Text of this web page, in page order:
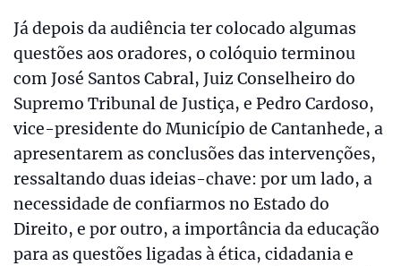
Já depois da audiência ter colocado algumas
questões aos oradores, o colóquio terminou
com José Santos Cabral, Juiz Conselheiro do
Supremo Tribunal de Justiça, e Pedro Cardoso,
vice-presidente do Município de Cantanhede, a
apresentarem as conclusões das intervenções,
ressaltando duas ideias-chave: por um lado, a
necessidade de confiarmos no Estado do
Direito, e por outro, a importância da educação
para as questões ligadas à ética, cidadania e